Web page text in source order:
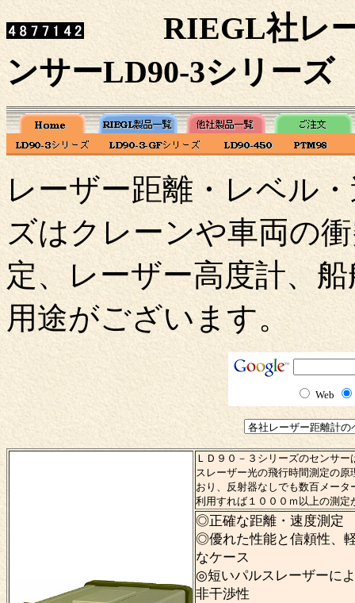
RIEGL社レ
ンサーLD90-3シリーズ
レーザー距離・レベル
ズはクレーンや車両の
定、レーザー高度計、
用途がございます。
Web
ＬＤ９０－３シリーズのセンサー
スレーザー光の飛行時間測定の原
おり、反射器なしでも数百メータ
利用すれば１０００ｍ以上の測定
◎正確な距離・速度測定
◎優れた性能と信頼性、
なケース
◎短いパルスレーザーに
非干渉性